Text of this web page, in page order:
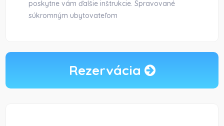
poskytne vám ďalšie inštrukcie. Spravované
súkromným ubytovateľom
Rezervácia